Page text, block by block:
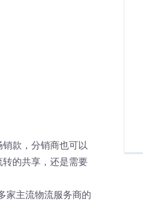
款，分销商也可以
转的共享，还是需要
家主流物流服务商的